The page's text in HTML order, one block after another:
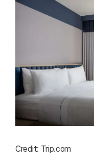
Credit: Trip.com